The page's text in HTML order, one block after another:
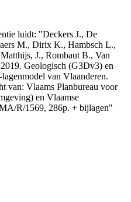
luidt: "Deckers J., De
M., Dirix K., Hambsch L.,
J., Rombaut B., Van
Geologisch (G3Dv3) en
van Vlaanderen.
van: Vlaams Planbureau voor
en Vlaamse
R/1569, 286p. + bijlagen"